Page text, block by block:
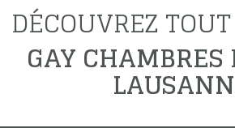
DÉCOUVREZ
GAY CHAMBRES